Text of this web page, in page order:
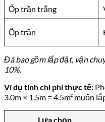
Ốp trần trắng
Ốp trần
Đã bao gồm lắp đặt, vận
10%.
Ví dụ tính chi phí thực tế:
3.0m × 1.5m = 4.5m² muốn
Lựa chọn